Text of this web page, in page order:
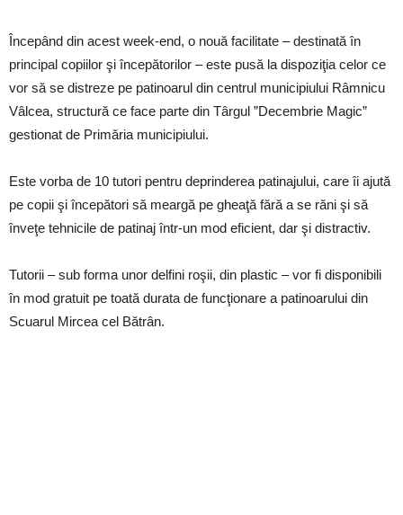
Începând din acest week-end, o nouă facilitate – destinată în
principal copiilor şi începătorilor – este pusă la dispoziţia celor ce
vor să se distreze pe patinoarul din centrul municipiului Râmnicu
Vâlcea, structură ce face parte din Târgul ”Decembrie Magic”
gestionat de Primăria municipiului.
Este vorba de 10 tutori pentru deprinderea patinajului, care îi ajută
pe copii şi începători să meargă pe gheaţă fără a se răni şi să
înveţe tehnicile de patinaj într-un mod eficient, dar şi distractiv.
Tutorii – sub forma unor delfini roşii, din plastic – vor fi disponibili
în mod gratuit pe toată durata de funcţionare a patinoarului din
Scuarul Mircea cel Bătrân.